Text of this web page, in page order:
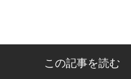
この記事を読む